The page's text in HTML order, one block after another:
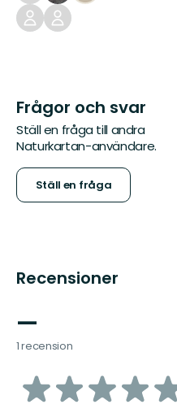
Frågor och svar
Ställ en fråga till andra
Naturkartan-användare.
Ställ en fråga
Recensioner
—
1 recension
av